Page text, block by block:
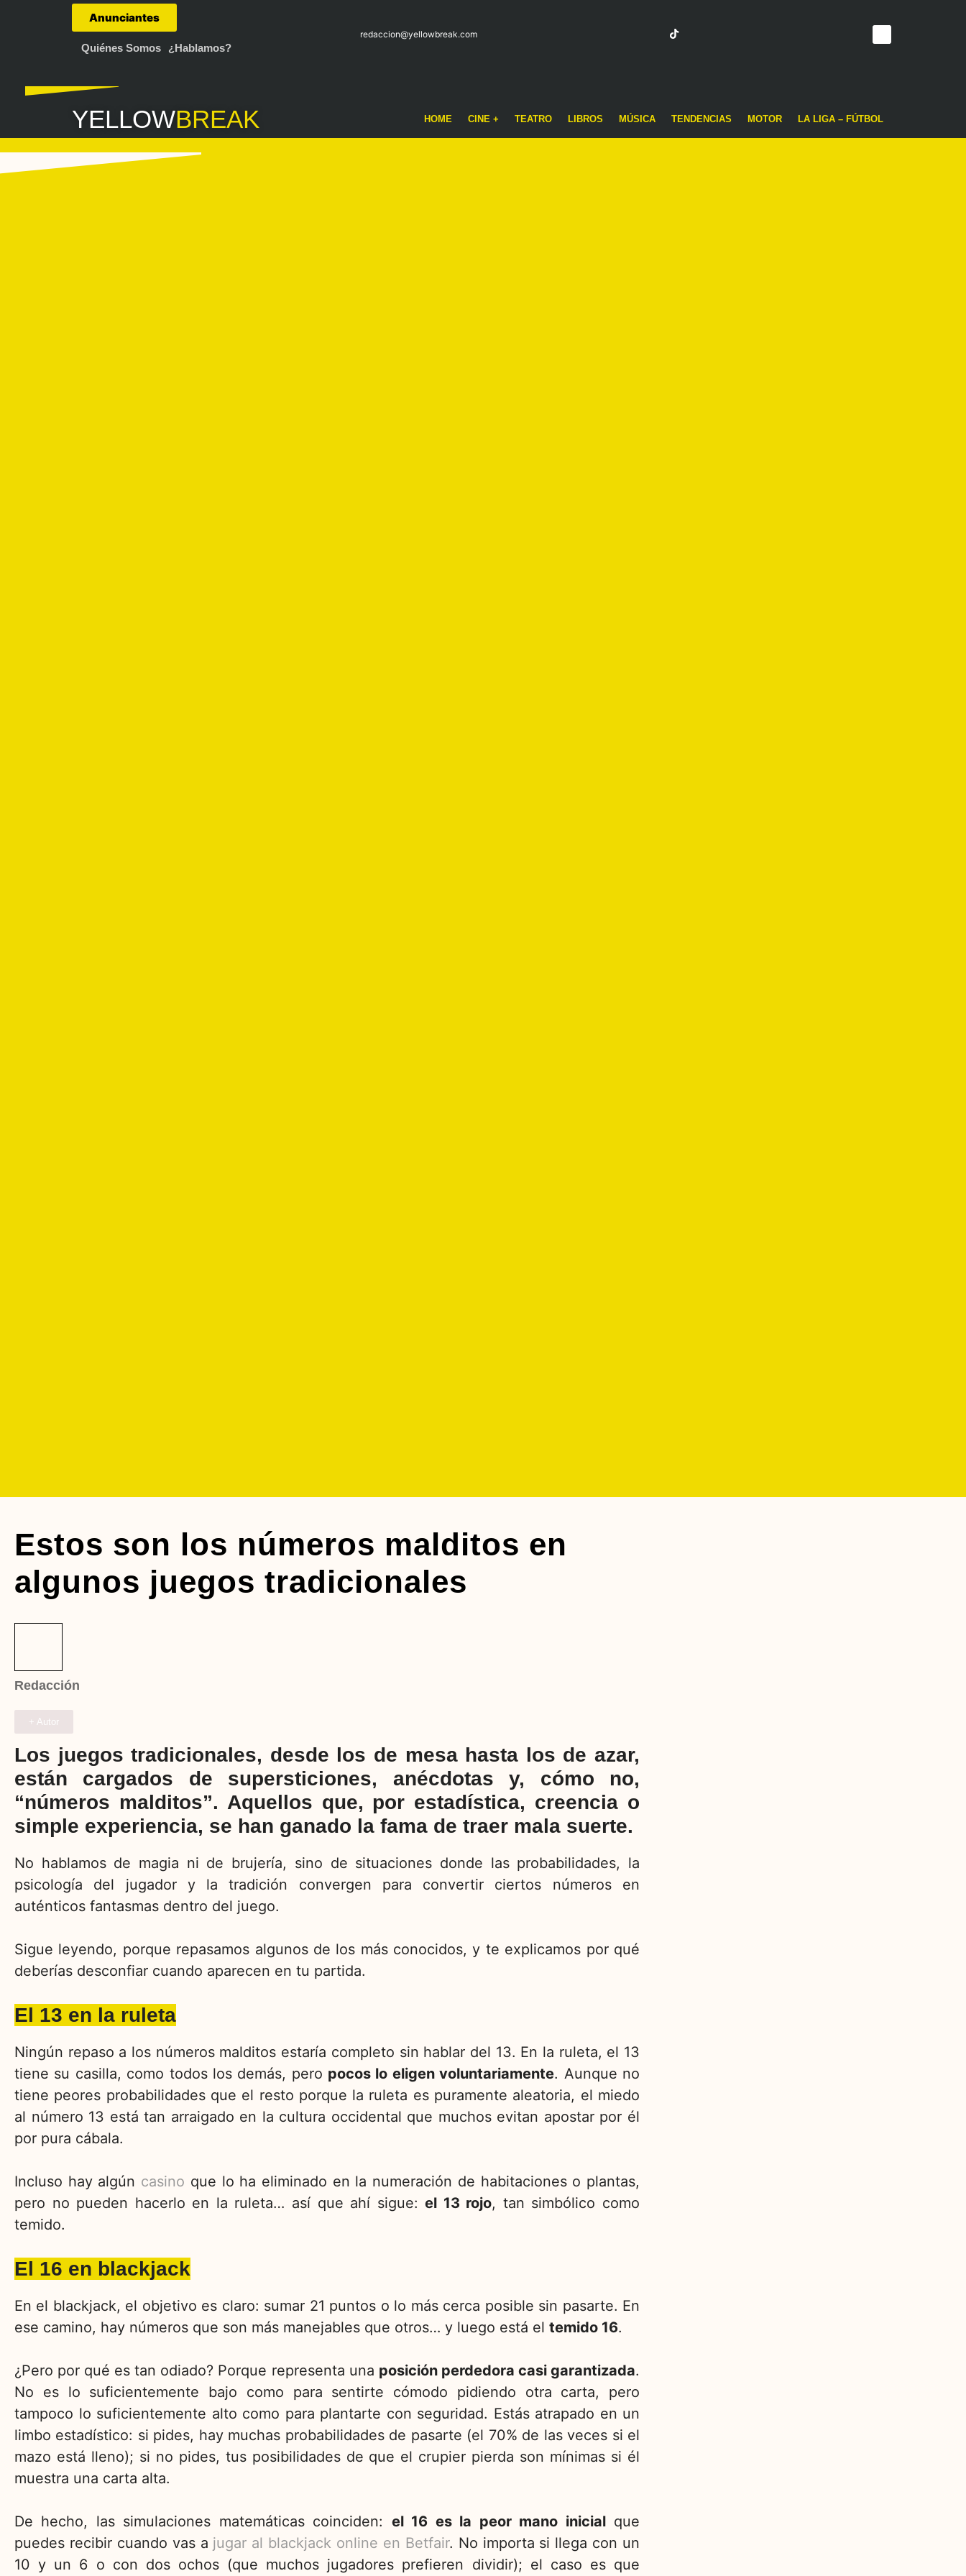
Anunciantes
Quiénes Somos ¿Hablamos?
redaccion@yellowbreak.com
YELLOWBREAK HOME CINE + TEATRO LIBROS MÚSICA TENDENCIAS MOTOR LA LIGA – FÚTBOL
Estos son los números malditos en
algunos juegos tradicionales
Redacción
+ Autor
Los juegos tradicionales, desde los de mesa hasta los de azar,
están cargados de supersticiones, anécdotas y, cómo no,
“números malditos”. Aquellos que, por estadística, creencia o
simple experiencia, se han ganado la fama de traer mala suerte.
No hablamos de magia ni de brujería, sino de situaciones donde las probabilidades, la
psicología del jugador y la tradición convergen para convertir ciertos números en
auténticos fantasmas dentro del juego.
Sigue leyendo, porque repasamos algunos de los más conocidos, y te explicamos por qué
deberías desconfiar cuando aparecen en tu partida.
El 13 en la ruleta
Ningún repaso a los números malditos estaría completo sin hablar del 13. En la ruleta, el 13
tiene su casilla, como todos los demás, pero pocos lo eligen voluntariamente. Aunque no
tiene peores probabilidades que el resto porque la ruleta es puramente aleatoria, el miedo
al número 13 está tan arraigado en la cultura occidental que muchos evitan apostar por él
por pura cábala.
Incluso hay algún casino que lo ha eliminado en la numeración de habitaciones o plantas,
pero no pueden hacerlo en la ruleta… así que ahí sigue:el 13 rojo, tan simbólico como
temido.
El 16 en blackjack
En el blackjack, el objetivo es claro: sumar 21 puntos o lo más cerca posible sin pasarte. En
ese camino, hay números que son más manejables que otros… y luego está el temido 16.
¿Pero por qué es tan odiado? Porque representa una posición perdedora casi garantizada.
No es lo suficientemente bajo como para sentirte cómodo pidiendo otra carta, pero
tampoco lo suficientemente alto como para plantarte con seguridad. Estás atrapado en un
limbo estadístico: si pides, hay muchas probabilidades de pasarte (el 70% de las veces si el
mazo está lleno); si no pides, tus posibilidades de que el crupier pierda son mínimas si él
muestra una carta alta.
De hecho, las simulaciones matemáticas coinciden: el 16 es la peor mano inicialque
puedes recibir cuando vas a jugar al blackjack online en Betfair. No importa si llega con un
10 y un 6 o con dos ochos (que muchos jugadores prefieren dividir); el caso es que